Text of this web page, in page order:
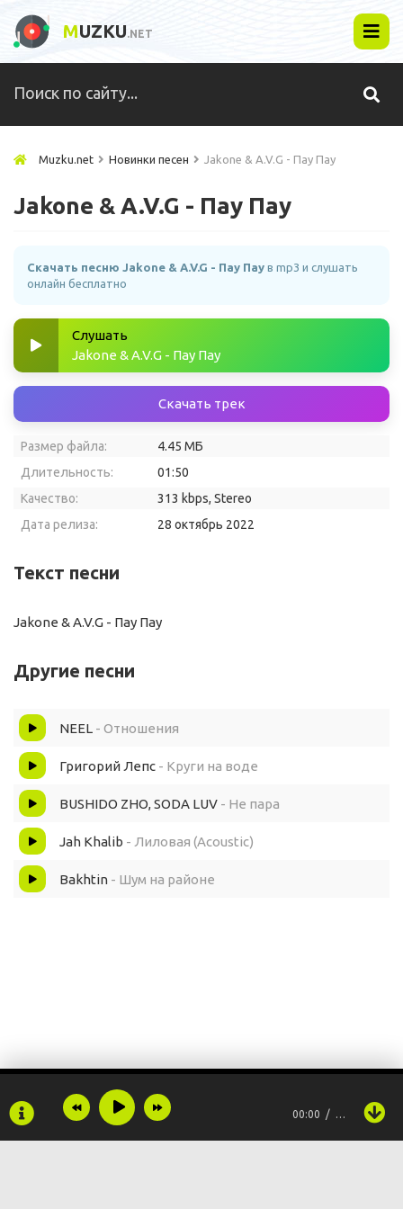
MUZKU.NET
Muzku.net Новинки песен Jakone & A.V.G - Пау Пау
Jakone & A.V.G - Пау Пау
Скачать песню Jakone & A.V.G - Пау Пау в mp3 и слушать
онлайн бесплатно
Слушать
Jakone & A.V.G - Пау Пау
Скачать трек
Размер файла:
4.45 МБ
Длительность:
01:50
Качество:
313 kbps, Stereo
Дата релиза:
28 октябрь 2022
Текст песни
Jakone & A.V.G - Пау Пау
Другие песни
NEEL - Отношения
Григорий Лепс - Круги на воде
BUSHIDO ZHO, SODA LUV - Не пара
Jah Khalib - Лиловая (Acoustic)
Bakhtin - Шум на районе
00:00